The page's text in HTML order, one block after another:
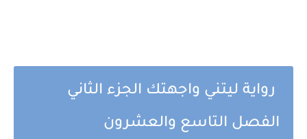
رواية ليتني واجهتك الجزء الثاني
الفصل التاسع والعشرون